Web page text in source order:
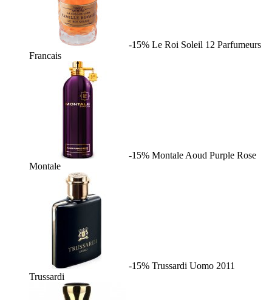
-15% Le Roi Soleil 12 Parfumeurs
Francais
-15% Montale Aoud Purple Rose
Montale
-15% Trussardi Uomo 2011
Trussardi